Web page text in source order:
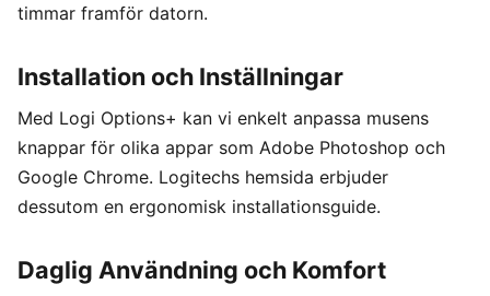
timmar framför datorn.
Installation och Inställningar
Med Logi Options+ kan vi enkelt anpassa musens
knappar för olika appar som Adobe Photoshop och
Google Chrome. Logitechs hemsida erbjuder
dessutom en ergonomisk installationsguide.
Daglig Användning och Komfort